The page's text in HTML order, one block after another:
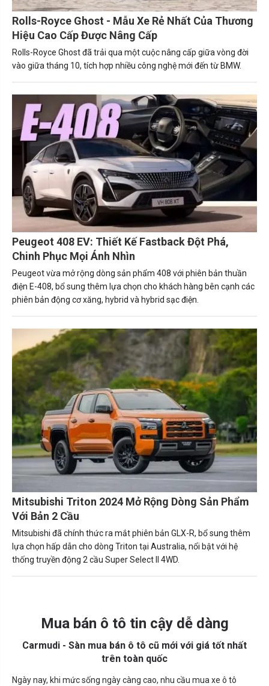
Rolls-Royce Ghost - Mẫu Xe Rẻ Nhất Của Thương
Hiệu Cao Cấp Được Nâng Cấp
Rolls-Royce Ghost đã trải qua một cuộc nâng cấp giữa vòng đời
vào giữa tháng 10, tích hợp nhiều công nghệ mới đến từ BMW.
Peugeot 408 EV: Thiết Kế Fastback Đột Phá,
Chinh Phục Mọi Ánh Nhìn
Peugeot vừa mở rộng dòng sản phẩm 408 với phiên bản thuần
điện E-408, bổ sung thêm lựa chọn cho khách hàng bên cạnh các
phiên bản động cơ xăng, hybrid và hybrid sạc điện.
Mitsubishi Triton 2024 Mở Rộng Dòng Sản Phẩm
Với Bản 2 Cầu
Mitsubishi đã chính thức ra mắt phiên bản GLX-R, bổ sung thêm
lựa chọn hấp dẫn cho dòng Triton tại Australia, nổi bật với hệ
thống truyền động 2 cầu Super Select II 4WD.
Mua bán ô tô tin cậy dễ dàng
Carmudi - Sàn mua bán ô tô cũ mới với giá tốt nhất
trên toàn quốc
Ngày nay, khi mức sống ngày càng cao, nhu cầu mua xe ô tô